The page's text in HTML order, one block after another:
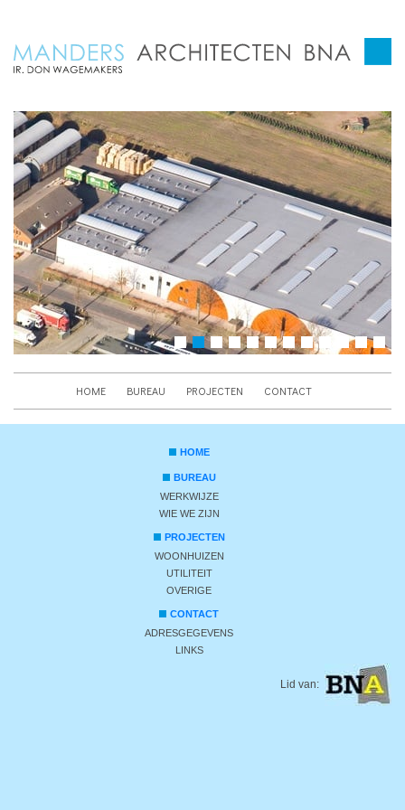
HOME BUREAU PROJECTEN CONTACT
HOME
BUREAU
WERKWIJZE
WIE WE ZIJN
PROJECTEN
WOONHUIZEN
UTILITEIT
OVERIGE
CONTACT
ADRESGEGEVENS
LINKS
Lid van: